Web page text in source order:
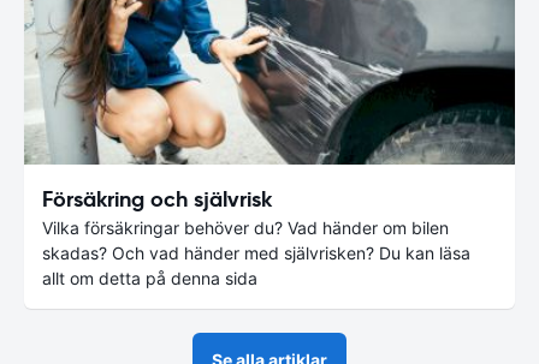
Försäkring och självrisk
Vilka försäkringar behöver du? Vad händer om bilen
skadas? Och vad händer med självrisken? Du kan läsa
allt om detta på denna sida
Se alla artiklar